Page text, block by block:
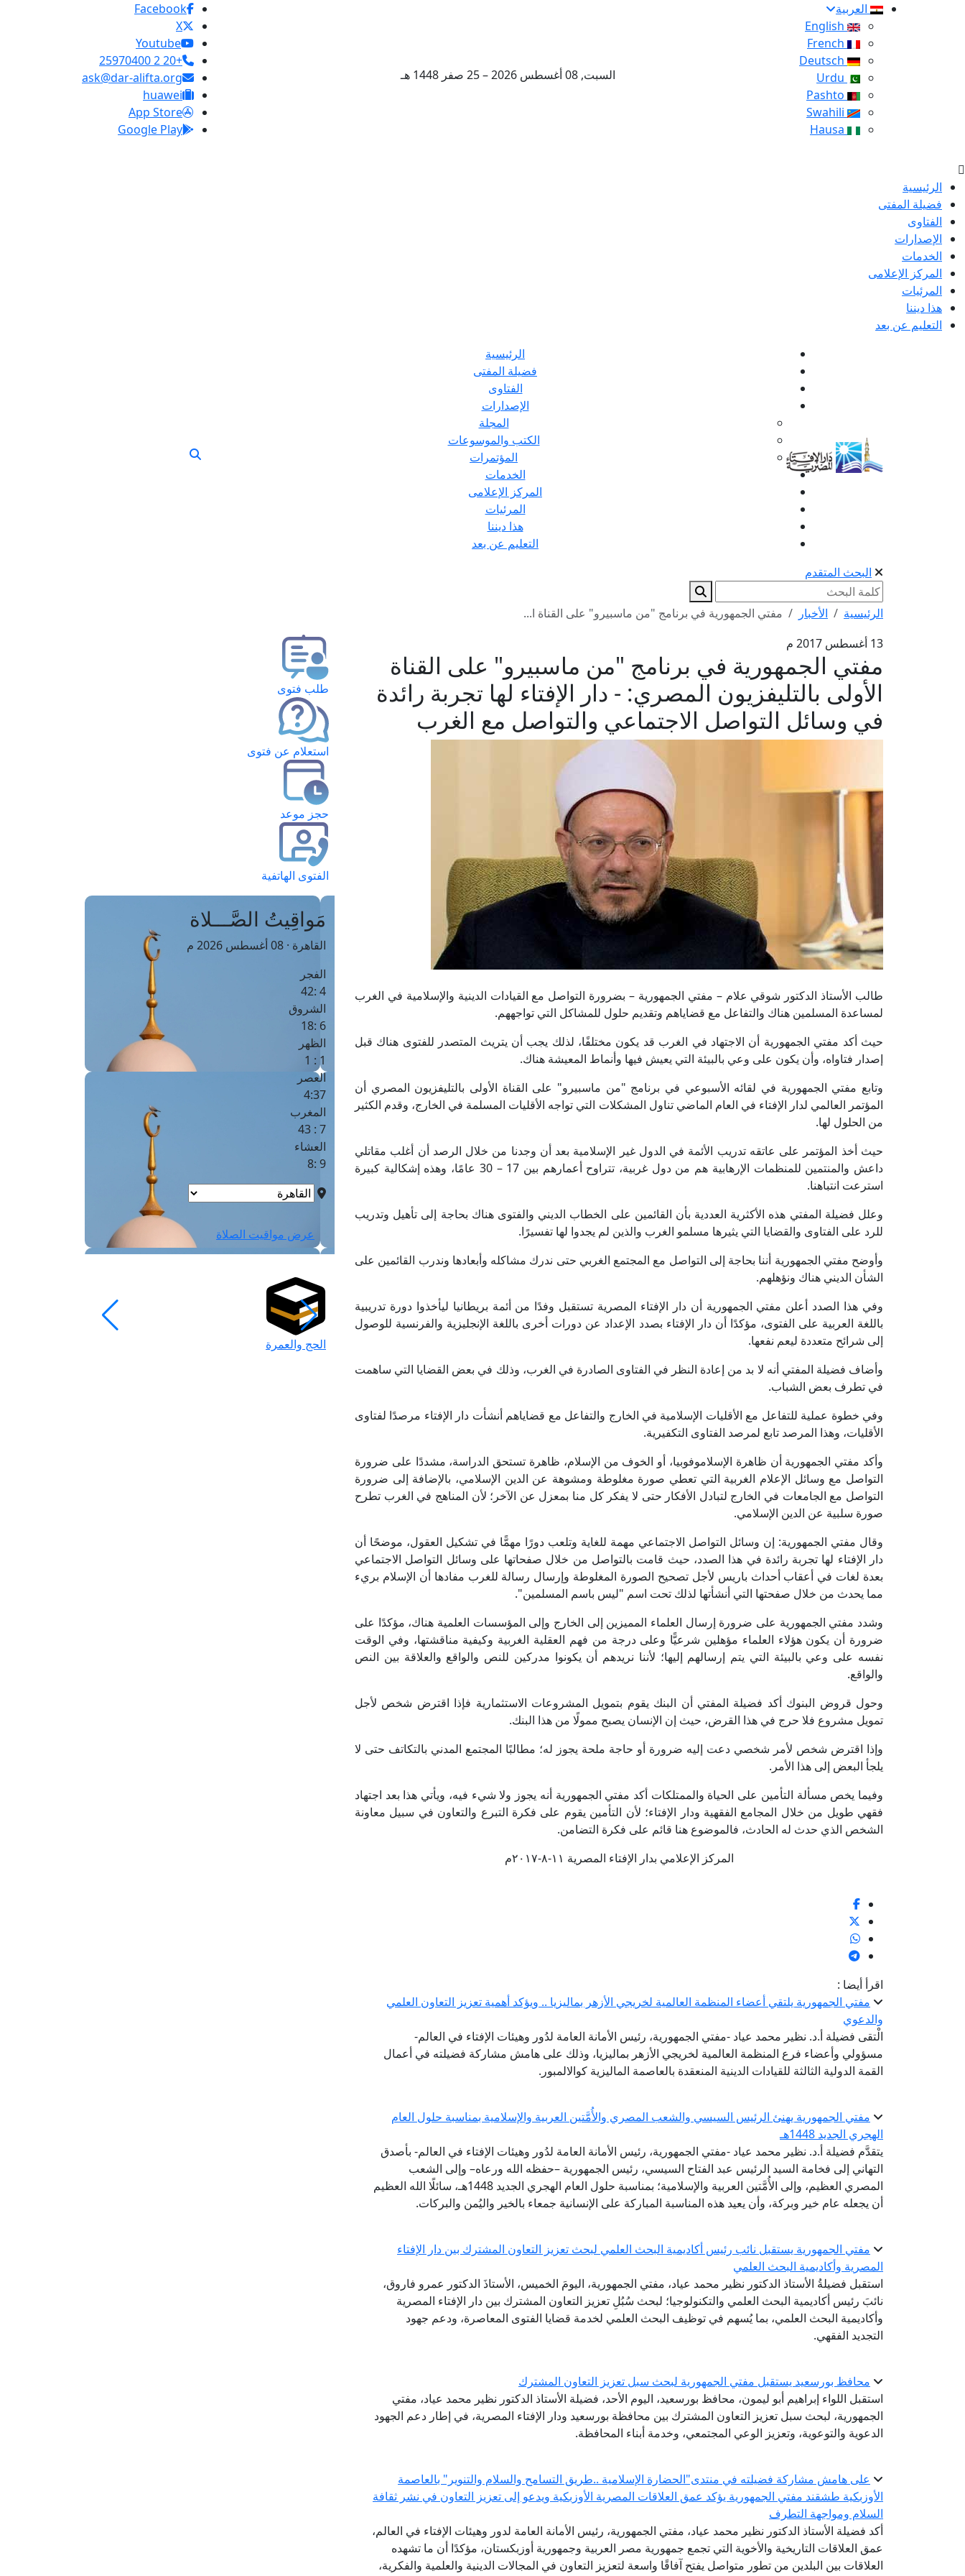
العربية
السبت, 08 أغسطس 2026 – 25 صفر 1448 هـ
Facebook
X
Youtube
+20 2 25970400
ask@dar-alifta.org
huawei
App Store
Google Play
الرئيسية
فضيلة المفتى
الفتاوى
الإصدارات
الخدمات
المركز الإعلامى
المرئيات
هذا ديننا
التعليم عن بعد
الرئيسية
فضيلة المفتى
الفتاوى
الإصدارات
المجلة
الكتب والموسوعات
المؤتمرات
الخدمات
المركز الإعلامى
المرئيات
هذا ديننا
التعليم عن بعد
البحث المتقدم
الرئيسية الأخبار
مفتي الجمهورية في برنامج "من ماسبيرو" على القناة ا...
13 أغسطس 2017 م
مفتي الجمهورية في برنامج "من ماسبيرو" على القناة
الأولى بالتليفزيون المصري: - دار الإفتاء لها تجربة رائدة
في وسائل التواصل الاجتماعي والتواصل مع الغرب
طالب الأستاذ الدكتور شوقي علام – مفتي الجمهورية – بضرورة التواصل مع القيادات الدينية والإسلامية في الغرب
لمساعدة المسلمين هناك والتفاعل مع قضاياهم وتقديم حلول للمشاكل التي تواجههم.
حيث أكد مفتي الجمهورية أن الاجتهاد في الغرب قد يكون مختلفًا، لذلك يجب أن يتريث المتصدر للفتوى هناك قبل
إصدار فتاواه، وأن يكون على وعي بالبيئة التي يعيش فيها وأنماط المعيشة هناك.
وتابع مفتي الجمهورية في لقائه الأسبوعي في برنامج "من ماسبيرو" على القناة الأولى بالتليفزيون المصري أن
المؤتمر العالمي لدار الإفتاء في العام الماضي تناول المشكلات التي تواجه الأقليات المسلمة في الخارج، وقدم الكثير
من الحلول لها.
حيث أخذ المؤتمر على عاتقه تدريب الأئمة في الدول غير الإسلامية بعد أن وجدنا من خلال الرصد أن أغلب مقاتلي
داعش والمنتمين للمنظمات الإرهابية هم من دول غربية، تتراوح أعمارهم بين 17 – 30 عامًا، وهذه إشكالية كبيرة
استرعت انتباهنا.
وعلل فضيلة المفتي هذه الأكثرية العددية بأن القائمين على الخطاب الديني والفتوى هناك بحاجة إلى تأهيل وتدريب
للرد على الفتاوى والقضايا التي يثيرها مسلمو الغرب والذين لم يجدوا لها تفسيرًا.
وأوضح مفتي الجمهورية أننا بحاجة إلى التواصل مع المجتمع الغربي حتى ندرك مشاكله وأبعادها وندرب القائمين على
الشأن الديني هناك ونؤهلهم.
وفي هذا الصدد أعلن مفتي الجمهورية أن دار الإفتاء المصرية تستقبل وفدًا من أئمة بريطانيا ليأخذوا دورة تدريبية
باللغة العربية على الفتوى، مؤكدًا أن دار الإفتاء بصدد الإعداد عن دورات أخرى باللغة الإنجليزية والفرنسية للوصول
إلى شرائح متعددة ليعم نفعها.
وأضاف فضيلة المفتي أنه لا بد من إعادة النظر في الفتاوى الصادرة في الغرب، وذلك في بعض القضايا التي ساهمت
في تطرف بعض الشباب.
وفي خطوة عملية للتفاعل مع الأقليات الإسلامية في الخارج والتفاعل مع قضاياهم أنشأت دار الإفتاء مرصدًا لفتاوى
الأقليات، وهذا المرصد تابع لمرصد الفتاوى التكفيرية.
وأكد مفتي الجمهورية أن ظاهرة الإسلاموفوبيا، أو الخوف من الإسلام، ظاهرة تستحق الدراسة، مشددًا على ضرورة
التواصل مع وسائل الإعلام الغربية التي تعطي صورة مغلوطة ومشوهة عن الدين الإسلامي، بالإضافة إلى ضرورة
التواصل مع الجامعات في الخارج لتبادل الأفكار حتى لا يفكر كل منا بمعزل عن الآخر؛ لأن المناهج في الغرب تطرح
صورة سلبية عن الدين الإسلامي.
وقال مفتي الجمهورية: إن وسائل التواصل الاجتماعي مهمة للغاية وتلعب دورًا مهمًّا في تشكيل العقول، موضحًا أن
دار الإفتاء لها تجربة رائدة في هذا الصدد، حيث قامت بالتواصل من خلال صفحاتها على وسائل التواصل الاجتماعي
بعدة لغات في أعقاب أحداث باريس لأجل تصحيح الصورة المغلوطة وإرسال رسالة للغرب مفادها أن الإسلام بريء
مما يحدث من خلال صفحتها التي أنشأتها لذلك تحت اسم "ليس باسم المسلمين".
وشدد مفتي الجمهورية على ضرورة إرسال العلماء المميزين إلى الخارج وإلى المؤسسات العلمية هناك، مؤكدًا على
ضرورة أن يكون هؤلاء العلماء مؤهلين شرعيًّا وعلى درجة من فهم العقلية الغربية وكيفية مناقشتها، وفي الوقت
نفسه على وعي بالبيئة التي يتم إرسالهم إليها؛ لأننا نريدهم أن يكونوا مدركين للنص والواقع والعلاقة بين النص
والواقع.
وحول قروض البنوك أكد فضيلة المفتي أن البنك يقوم بتمويل المشروعات الاستثمارية فإذا اقترض شخص لأجل
تمويل مشروع فلا حرج في هذا القرض، حيث إن الإنسان يصبح ممولًا من هذا البنك.
وإذا اقترض شخص لأمر شخصي دعت إليه ضرورة أو حاجة ملحة يجوز له؛ مطالبًا المجتمع المدني بالتكاتف حتى لا
يلجأ البعض إلى هذا الأمر.
وفيما يخص مسألة التأمين على الحياة والممتلكات أكد مفتي الجمهورية أنه يجوز ولا شيء فيه، ويأتي هذا بعد اجتهاد
فقهي طويل من خلال المجامع الفقهية ودار الإفتاء؛ لأن التأمين يقوم على فكرة التبرع والتعاون في سبيل معاونة
الشخص الذي حدث له الحادث، فالموضوع هنا قائم على فكرة التضامن.
المركز الإعلامي بدار الإفتاء المصرية ١١-٨-٢٠١٧م
اقرأ أيضا :
مفتي الجمهورية يلتقي أعضاء المنظمة العالمية لخريجي الأزهر بماليزيا .. ويؤكد أهمية تعزيز التعاون العلمي
والدعوي
الْتقى فضيلة أ.د. نظير محمد عياد -مفتي الجمهورية، رئيس الأمانة العامة لدُور وهيئات الإفتاء في العالم-
مسؤولي وأعضاء فرع المنظمة العالمية لخريجي الأزهر بماليزيا، وذلك على هامش مشاركة فضيلته في أعمال
القمة الدولية الثالثة للقيادات الدينية المنعقدة بالعاصمة الماليزية كوالالمبور.
مفتي الجمهورية يهنئ الرئيس السيسي والشعب المصري والأُمَّتين العربية والإسلامية بمناسبة حلول العام
الهجري الجديد 1448هـ
يتقدَّم فضيلة أ.د. نظير محمد عياد -مفتي الجمهورية، رئيس الأمانة العامة لدُور وهيئات الإفتاء في العالم- بأصدق
التهاني إلى فخامة السيد الرئيس عبد الفتاح السيسي، رئيس الجمهورية –حفظه الله ورعاه– وإلى الشعب
المصري العظيم، وإلى الأُمَّتين العربية والإسلامية؛ بمناسبة حلول العام الهجري الجديد 1448هـ، سائلًا الله العظيم
أن يجعله عام خير وبركة، وأن يعيد هذه المناسبة المباركة على الإنسانية جمعاء بالخير واليُمن والبركات.
مفتي الجمهورية يستقبل نائب رئيس أكاديمية البحث العلمي لبحث تعزيز التعاون المشترك بين دار الإفتاء
المصرية وأكاديمية البحث العلمي
استقبل فضيلةُ الأستاذ الدكتور نظير محمد عياد، مفتي الجمهورية، اليومَ الخميس، الأستاذَ الدكتور عمرو فاروق،
نائبَ رئيس أكاديمية البحث العلمي والتكنولوجيا؛ لبحث سُبُلِ تعزيز التعاون المشترك بين دار الإفتاء المصرية
وأكاديمية البحث العلمي، بما يُسهم في توظيف البحث العلمي لخدمة قضايا الفتوى المعاصرة، ودعم جهود
التجديد الفقهي.
محافظ بورسعيد يستقبل مفتي الجمهورية لبحث سبل تعزيز التعاون المشترك
استقبل اللواء إبراهيم أبو ليمون، محافظ بورسعيد، اليوم الأحد، فضيلة الأستاذ الدكتور نظير محمد عياد، مفتي
الجمهورية، لبحث سبل تعزيز التعاون المشترك بين محافظة بورسعيد ودار الإفتاء المصرية، في إطار دعم الجهود
الدعوية والتوعوية، وتعزيز الوعي المجتمعي، وخدمة أبناء المحافظة.
على هامش مشاركة فضيلته في منتدى"الحضارة الإسلامية ..طريق التسامح والسلام والتنوير" بالعاصمة
الأوزبكية طشقند مفتي الجمهورية يؤكد عمق العلاقات المصرية الأوزبكية ويدعو إلى تعزيز التعاون في نشر ثقافة
السلام ومواجهة التطرف
أكد فضيلة الأستاذ الدكتور نظير محمد عياد، مفتي الجمهورية، رئيس الأمانة العامة لدور وهيئات الإفتاء في العالم،
عمق العلاقات التاريخية والأخوية التي تجمع جمهورية مصر العربية وجمهورية أوزبكستان، مؤكدًا أن ما تشهده
العلاقات بين البلدين من تطور متواصل يفتح آفاقًا واسعة لتعزيز التعاون في المجالات الدينية والعلمية والفكرية،
طلب فتوى
استعلام عن فتوى
حجز موعد
الفتوى الهاتفية
مَواقِيتُ الصَّـــلاة
القاهرة · 08 أغسطس 2026 م
الفجر
4 :42
الشروق
6 :18
الظهر
1 : 1
العصر
4:37
المغرب
7 : 43
العشاء
9 :8
عرض مواقيت الصلاة
الحج والعمرة